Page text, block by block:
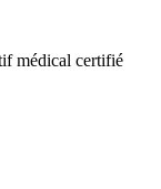
médical certifié